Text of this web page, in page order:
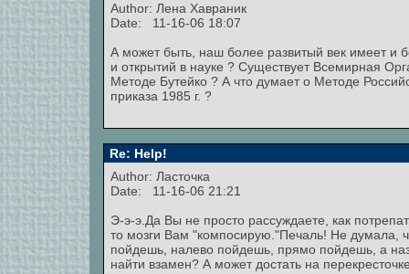
Author: Лена Хавраник
Date: 11-16-06 18:07
А может быть, наш более развитый век имеет и
и открытий в науке ? Существует Всемирная
Методе Бутейко ? А что думает о Методе
приказа 1985 г. ?
Re: Help!
Author: Ласточка
Date: 11-16-06 21:21
Э-э-э.Да Вы не просто рассуждаете, как
то мозги Вам "компосирую."Печаль! Не думала,
пойдешь, налево пойдешь, прямо пойдешь, а
найти взамен? А может достать на